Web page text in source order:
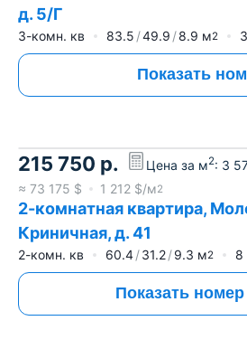
д. 5/Г
3-комн. кв 83.5 49.9 8.9 м2 3
Показать
215 750 р. Цена за м2: 3
≈ 73 175 $ 1 212 $/м2
2-комнатная квартира,
Криничная, д. 41
2-комн. кв 60.4 31.2 9.3 м2 8
Показать номер